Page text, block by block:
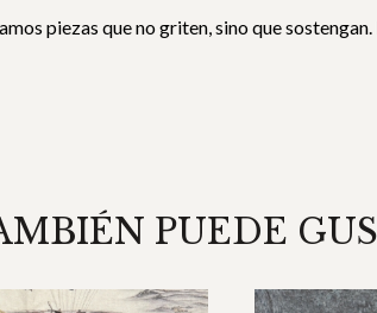
piezas que no griten, sino que
PUEDE